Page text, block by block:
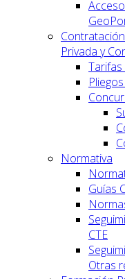
Privada y
Tarifas
Normativa
Guías
CTE
Otras